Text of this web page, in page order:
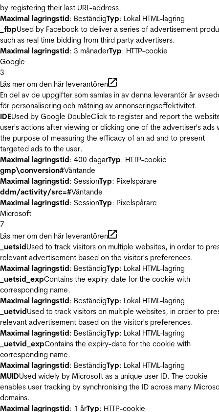
by registering their last URL-address.
Maximal lagringstid: BeständigTyp: Lokal HTML-lagring
_fbpUsed by Facebook to deliver a series of advertisement
such as real time bidding from third party advertisers.
Maximal lagringstid: 3 månaderTyp: HTTP-cookie
Google
3
Läs mer om den här leverantören
En del av de uppgifter som samlas in av denna leverantör är
för personalisering och mätning av annonseringseffektivitet.
IDEUsed by Google DoubleClick to register and report the
user's actions after viewing or clicking one of the advertiser's ads
the purpose of measuring the efficacy of an ad and to present
targeted ads to the user.
Maximal lagringstid: 400 dagarTyp: HTTP-cookie
gmp\conversion#Väntande
Maximal lagringstid: SessionTyp: Pixelspårare
ddm/activity/src=#Väntande
Maximal lagringstid: SessionTyp: Pixelspårare
Microsoft
7
Läs mer om den här leverantören
_uetsidUsed to track visitors on multiple websites, in order to
relevant advertisement based on the visitor's preferences.
Maximal lagringstid: BeständigTyp: Lokal HTML-lagring
_uetsid_expContains the expiry-date for the cookie with
corresponding name.
Maximal lagringstid: BeständigTyp: Lokal HTML-lagring
_uetvidUsed to track visitors on multiple websites, in order to
relevant advertisement based on the visitor's preferences.
Maximal lagringstid: BeständigTyp: Lokal HTML-lagring
_uetvid_expContains the expiry-date for the cookie with
corresponding name.
Maximal lagringstid: BeständigTyp: Lokal HTML-lagring
MUIDUsed widely by Microsoft as a unique user ID. The cookie
enables user tracking by synchronising the ID across many
domains.
Maximal lagringstid: 1 årTyp: HTTP-cookie